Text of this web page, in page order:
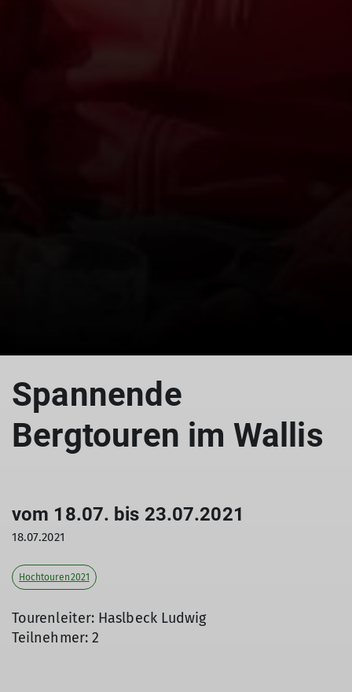
Spannende
Bergtouren im Wallis
vom 18.07. bis 23.07.2021
18.07.2021
Hochtouren2021
Tourenleiter: Haslbeck Ludwig
Teilnehmer: 2